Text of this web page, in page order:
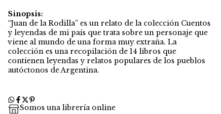
Sinopsis:
“Juan de la Rodilla” es un relato de la colección Cuentos
y leyendas de mi país que trata sobre un personaje que
viene al mundo de una forma muy extraña. La
colección es una recopilación de 14 libros que
contienen leyendas y relatos populares de los pueblos
autóctonos de Argentina.
Somos una librería online